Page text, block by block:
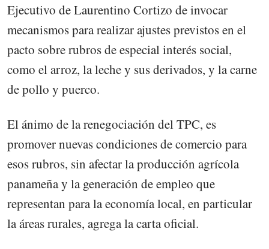
Ejecutivo de Laurentino Cortizo de invocar
mecanismos para realizar ajustes previstos en el
pacto sobre rubros de especial interés social,
como el arroz, la leche y sus derivados, y la carne
de pollo y puerco.
El ánimo de la renegociación del TPC, es
promover nuevas condiciones de comercio para
esos rubros, sin afectar la producción agrícola
panameña y la generación de empleo que
representan para la economía local, en particular
la áreas rurales, agrega la carta oficial.